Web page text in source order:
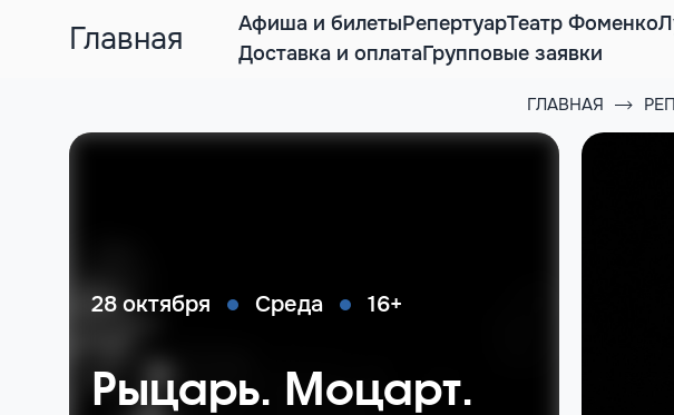
Главная Афиша и билетыРепертуарТеатр Фоменко
Доставка и оплатаГрупповые заявки
ГЛАВНАЯ
28 октября Среда 16+
Рыцарь. Моцарт.